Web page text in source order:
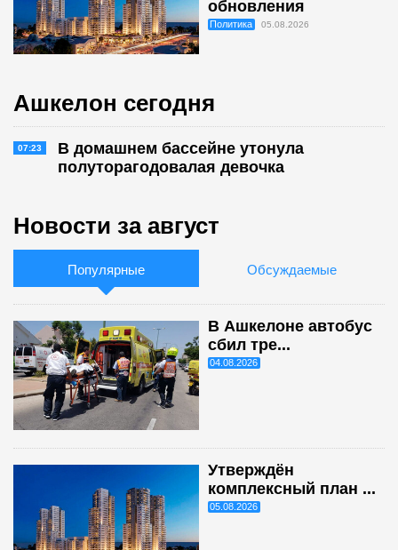
обновления
Политика 05.08.2026
Ашкелон сегодня
07:23
В домашнем бассейне утонула
полуторагодовалая девочка
Новости за август
Популярные Обсуждаемые
В Ашкелоне автобус
сбил тре...
04.08.2026
Утверждён
комплексный план ...
05.08.2026